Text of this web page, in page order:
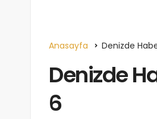
Anasayfa Denizde
Denizde
6